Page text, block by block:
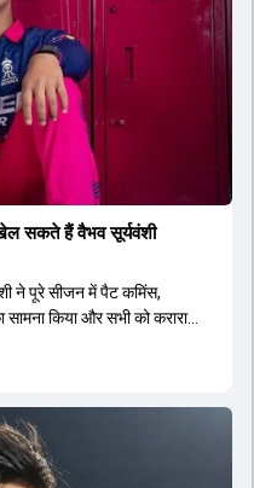
सकते हैं वैभव सूर्यवंशी
ने पूरे सीजन में पैट कमिंस,
किया और सभी को करारा